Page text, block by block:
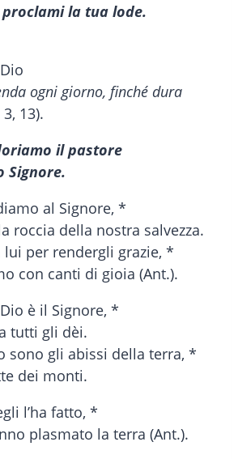
la tua lode.
ogni giorno, finché dura
3, 13).
il pastore
Signore.
al Signore, *
roccia della nostra salvezza.
lui per rendergli grazie, *
con canti di gioia (Ant.).
è il Signore, *
tutti gli dèi.
sono gli abissi della terra, *
dei monti.
l’ha fatto, *
plasmato la terra (Ant.).